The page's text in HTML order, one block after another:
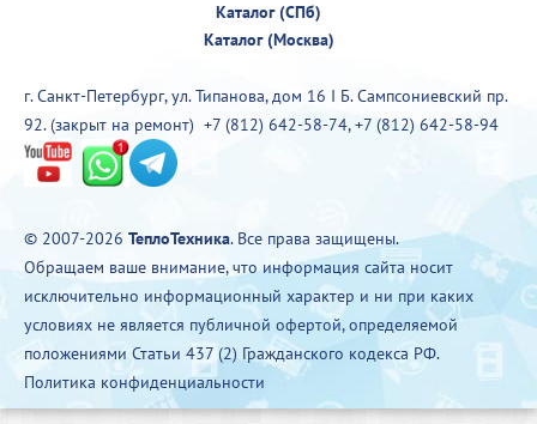
Каталог (СПб)
Каталог (Москва)
г. Санкт-Петербург, ул. Типанова, дом 16 I Б. Сампсониевский пр.
92. (закрыт на ремонт) +7 (812) 642-58-74,+7 (812) 642-58-94
© 2007-2026 ТеплоТехника. Все права защищены.
Обращаем ваше внимание, что информация сайта носит
исключительно информационный характер и ни при каких
условиях не является публичной офертой, определяемой
положениями Статьи 437 (2) Гражданского кодекса РФ.
Политика конфиденциальности